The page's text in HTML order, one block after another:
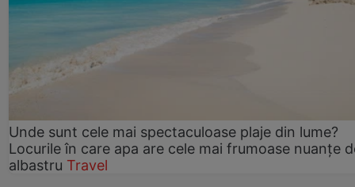
Unde sunt cele mai spectaculoase plaje din lume?
Locurile în care apa are cele mai frumoase nuanțe
albastru Travel